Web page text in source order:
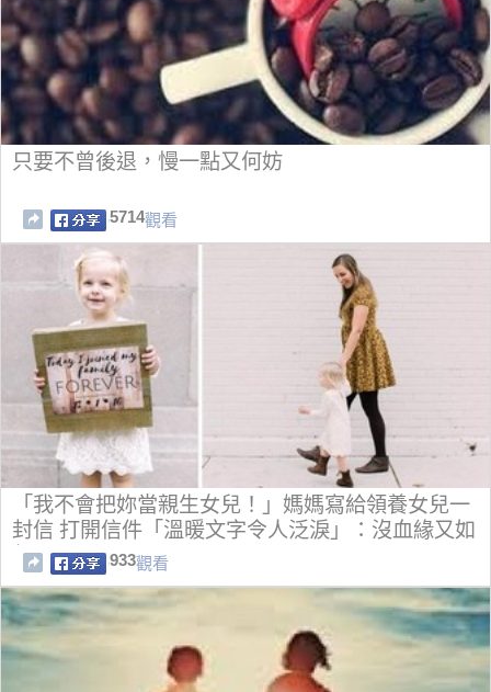
只要不曾後退，慢一點又何妨
5714觀看
「我不會把妳當親生女兒！」媽媽寫給領養女兒一
封信 打開信件「溫暖文字令人泛淚」：沒血緣又如
何
933觀看